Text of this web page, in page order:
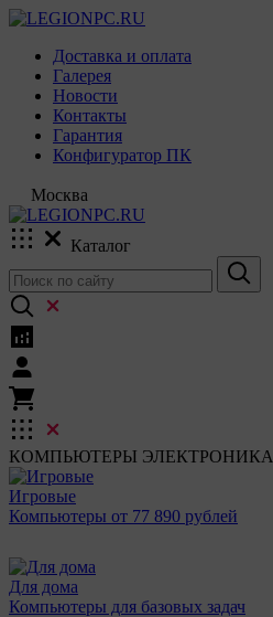
Доставка и оплата
Галерея
Новости
Контакты
Гарантия
Конфигуратор ПК
Москва
Каталог
КОМПЬЮТЕРЫ ЭЛЕКТРОНИКА
Игровые
Компьютеры от 77 890 рублей
Для дома
Компьютеры для базовых задач